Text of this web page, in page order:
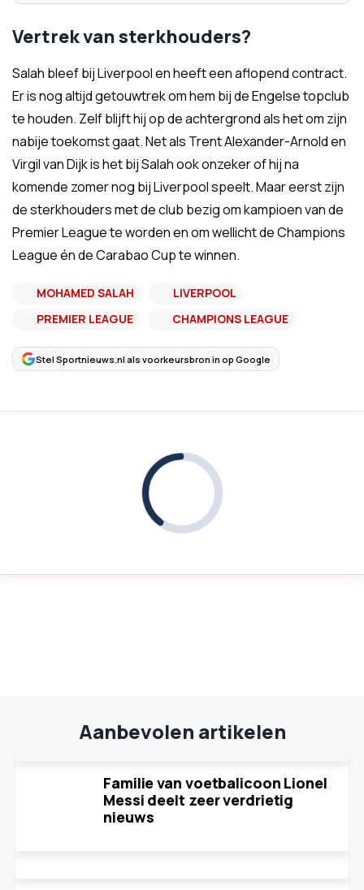
Vertrek van sterkhouders?
Salah bleef bij Liverpool en heeft een aflopend contract.
Er is nog altijd getouwtrek om hem bij de Engelse topclub
te houden. Zelf blijft hij op de achtergrond als het om zijn
nabije toekomst gaat. Net als Trent Alexander-Arnold en
Virgil van Dijk is het bij Salah ook onzeker of hij na
komende zomer nog bij Liverpool speelt. Maar eerst zijn
de sterkhouders met de club bezig om kampioen van de
Premier League te worden en om wellicht de Champions
League én de Carabao Cup te winnen.
MOHAMED SALAH
LIVERPOOL
PREMIER LEAGUE
CHAMPIONS LEAGUE
Stel Sportnieuws.nl als voorkeursbron in op Google
Aanbevolen artikelen
Familie van voetbalicoon Lionel
Messi deelt zeer verdrietig
nieuws